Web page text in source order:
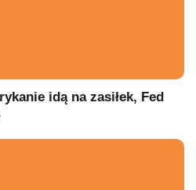
idą na zasiłek, Fed